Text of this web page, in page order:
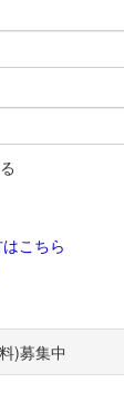
こちら
)募集中